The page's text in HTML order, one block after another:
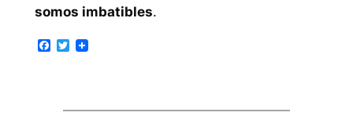
somos imbatibles.
Facebook
Twitter